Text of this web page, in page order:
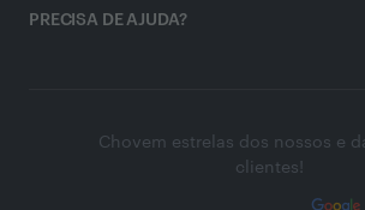
PRECISA DE AJUDA?
Chovem estrelas dos nossos e
clientes!